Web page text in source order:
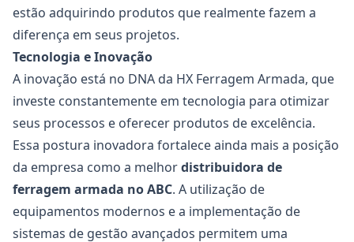
estão adquirindo produtos que realmente fazem a
diferença em seus projetos.
Tecnologia e Inovação
A inovação está no DNA da HX Ferragem Armada, que
investe constantemente em tecnologia para otimizar
seus processos e oferecer produtos de excelência.
Essa postura inovadora fortalece ainda mais a posição
da empresa como a melhordistribuidora de
ferragem armada no ABC. A utilização de
equipamentos modernos e a implementação de
sistemas de gestão avançados permitem uma